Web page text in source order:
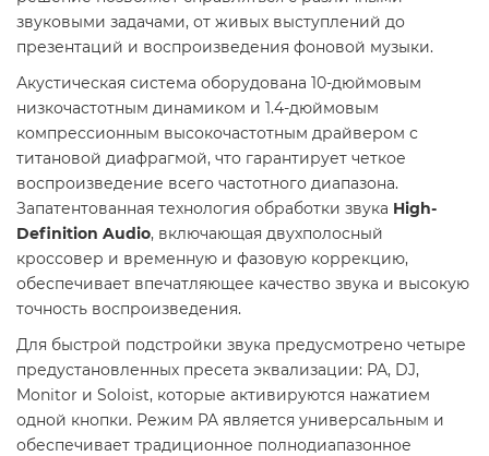
звуковыми задачами, от живых выступлений до
презентаций и воспроизведения фоновой музыки.
Акустическая система оборудована 10-дюймовым
низкочастотным динамиком и 1.4-дюймовым
компрессионным высокочастотным драйвером с
титановой диафрагмой, что гарантирует четкое
воспроизведение всего частотного диапазона.
Запатентованная технология обработки звука High-
Definition Audio, включающая двухполосный
кроссовер и временную и фазовую коррекцию,
обеспечивает впечатляющее качество звука и высокую
точность воспроизведения.
Для быстрой подстройки звука предусмотрено четыре
предустановленных пресета эквализации: PA, DJ,
Monitor и Soloist, которые активируются нажатием
одной кнопки. Режим PA является универсальным и
обеспечивает традиционное полнодиапазонное